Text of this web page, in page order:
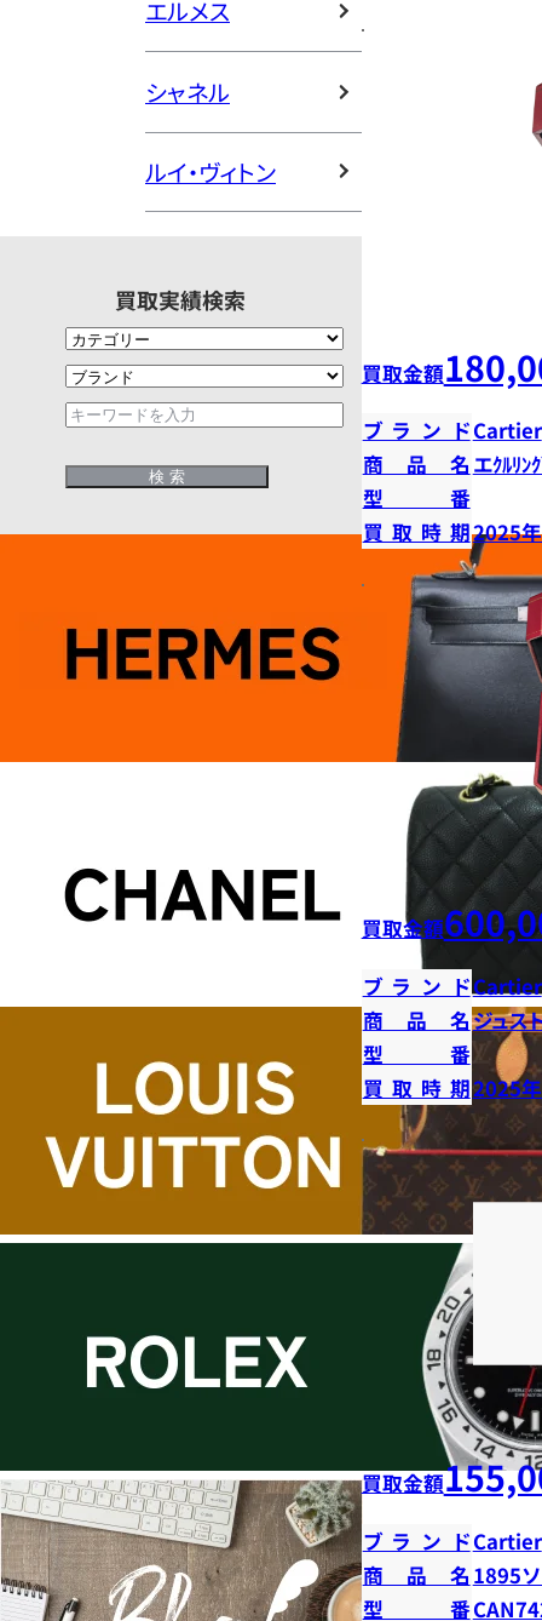
エルメス
シャネル
ルイ・ヴィトン
買取実績検索
買取金額
ブランドCartier
商品名 エｸﾙﾘﾝ
型番
買取時期2025
買取金額
ブランドCartier
商品名ジュス
型番
買取時期2025
買取金額
ブランドCartier
商品名 1895
型番